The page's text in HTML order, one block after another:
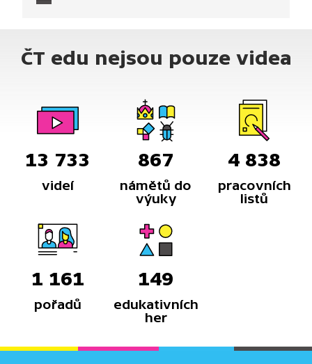
konkrétní názor. Důležitá je ale i rovina
sociální nejistotu a neukotvenost, což nahrává
ČT edu nejsou pouze videa
13 733
videí
867
námětů do
výuky
4 838
pracovních
listů
1 161
pořadů
149
edukativních
her